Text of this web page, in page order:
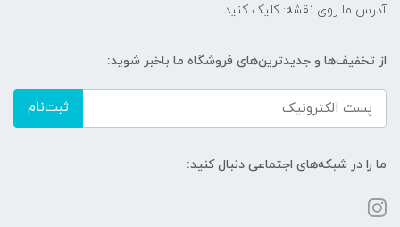
آدرس ما روی نقشه: کلیک کنید
از تخفیف‌ها و جدیدترین‌های فروشگاه ما باخبر شوید:
ثبت‌نام
ما را در شبکه‌های اجتماعی دنبال کنید: